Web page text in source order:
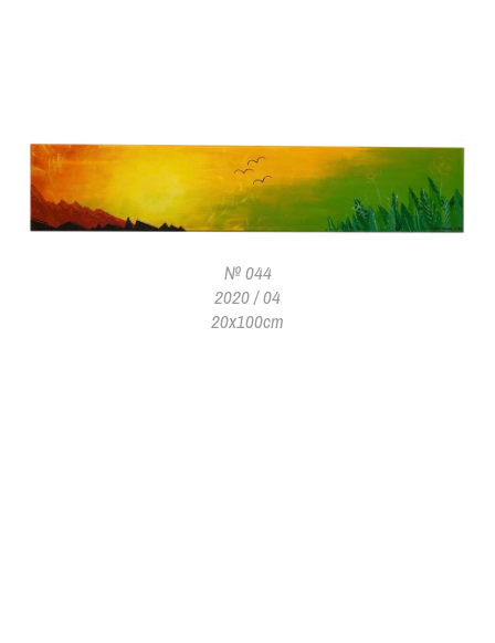
№ 044
2020 / 04
20x100cm